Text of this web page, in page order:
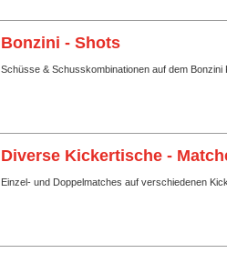
Bonzini - Shots
Schüsse & Schusskombinationen auf dem Bonzini
Diverse Kickertische -
Einzel- und Doppelmatches auf verschiedenen